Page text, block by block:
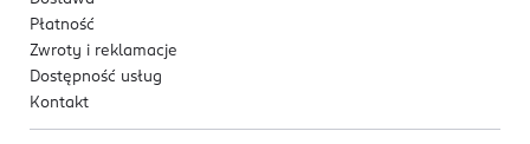
Płatność
Zwroty i reklamacje
Dostępność usług
Kontakt